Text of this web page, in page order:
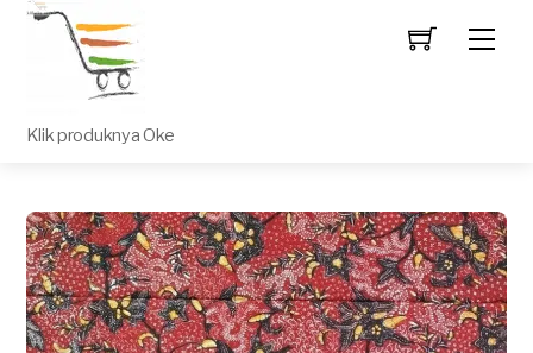
Klik produknya Oke